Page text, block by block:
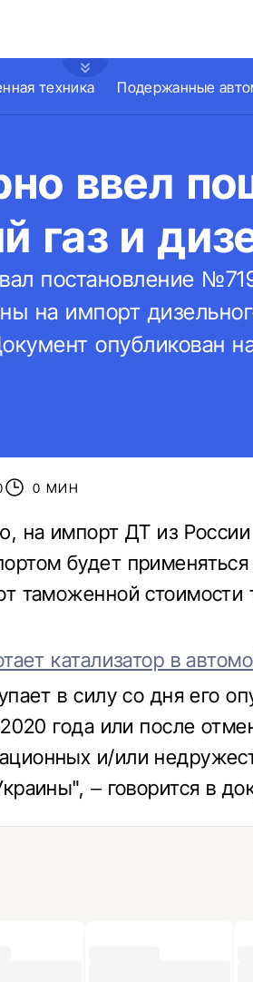
техника Подержанные
ввел
газ и
постановление
на импорт
опубликован
0 МИН
на импорт ДТ из России
будет
таможенной стоимости
катализатор в
в силу со дня его
года или после
и/или
– говорится в